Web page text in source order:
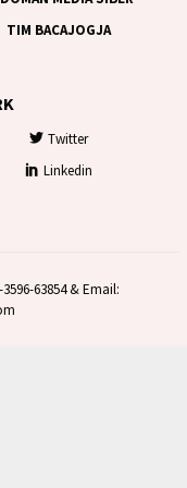
TIM BACAJOGJA
Twitter
Linkedin
63854 & Email: